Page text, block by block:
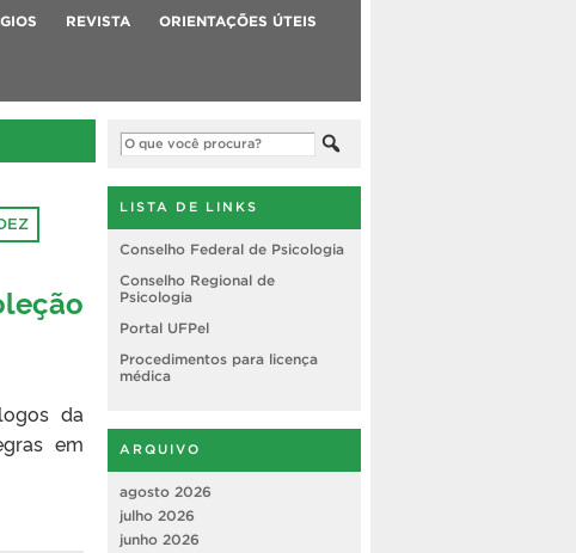
REVISTA ORIENTAÇÕES ÚTEIS
da
em
LISTA DE LINKS
Conselho Federal de Psicologia
Conselho Regional de
Psicologia
Portal UFPel
Procedimentos para licença
médica
ARQUIVO
agosto 2026
julho 2026
junho 2026